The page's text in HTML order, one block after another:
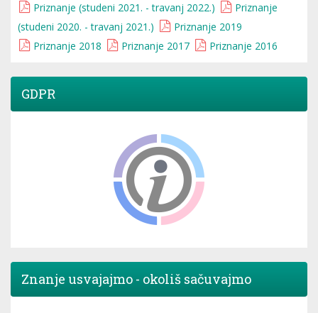
Priznanje (studeni 2021. - travanj 2022.)
Priznanje
(studeni 2020. - travanj 2021.)
Priznanje 2019
Priznanje 2018
Priznanje 2017 Priznanje 2016
GDPR
Znanje usvajajmo - okoliš sačuvajmo